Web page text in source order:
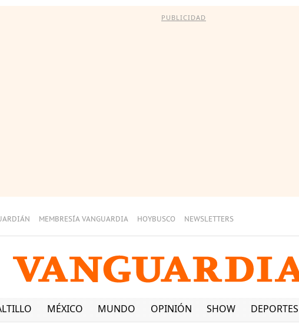
PUBLICIDAD
MEMBRESÍA VANGUARDIA HOYBUSCO NEWSLETTERS
MÉXICO MUNDO OPINIÓN SHOW DEPORTES